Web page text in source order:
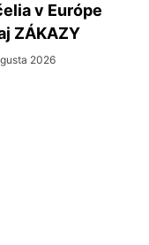
v Európe
ZÁKAZY
2026